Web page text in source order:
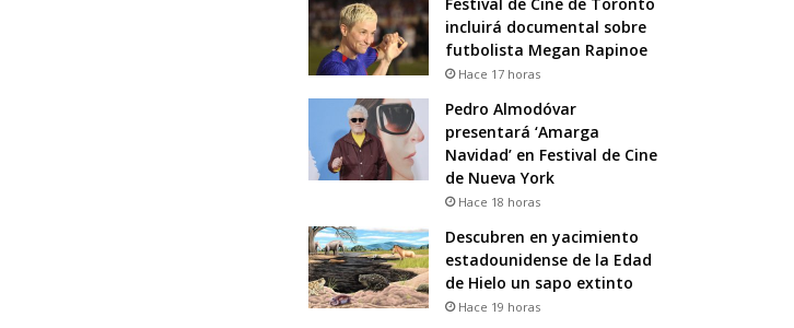
incluirá documental sobre
futbolista Megan Rapinoe
Hace 17 horas
Pedro Almodóvar
presentará ‘Amarga
Navidad’ en Festival de Cine
de Nueva York
Hace 18 horas
Descubren en yacimiento
estadounidense de la Edad
de Hielo un sapo extinto
Hace 19 horas